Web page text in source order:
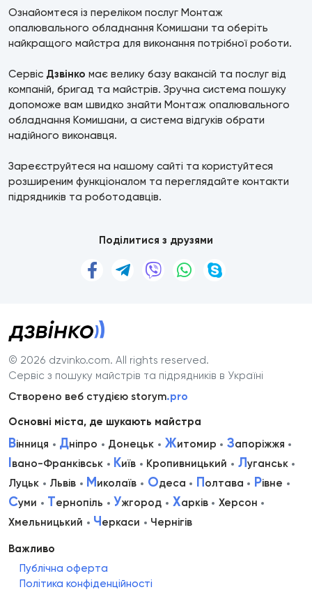
Ознайомтеся із переліком послуг Монтаж
опалювального обладнання Комишани та оберіть
найкращого майстра для виконання потрібної роботи.
Сервіс Дзвінко має велику базу вакансій та послуг від
компаній, бригад та майстрів. Зручна система пошуку
допоможе вам швидко знайти Монтаж опалювального
обладнання Комишани, а система відгуків обрати
надійного виконавця.
Зареєструйтеся на нашому сайті та користуйтеся
розширеним функціоналом та переглядайте контакти
підрядників та роботодавців.
Поділитися з друзями
© 2026 dzvinko.com. All rights reserved.
Сервіс з пошуку майстрів та підрядників в Україні
Створено веб студією storym.pro
Основні міста, де шукають майстра
Вінниця Дніпро Донецьк Житомир Запоріжжя
Івано-Франківськ Київ Кропивницький Луганськ
Луцьк
Львів Миколаїв Одеса Полтава Рівне
Суми Тернопіль Ужгород Харків
Херсон
Хмельницький
Черкаси Чернігів
Важливо
Публічна оферта
Політика конфіденційності